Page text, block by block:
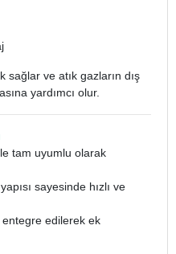
ve atık gazların dış
yardımcı olur.
tam uyumlu olarak
sayesinde hızlı ve
edilerek ek